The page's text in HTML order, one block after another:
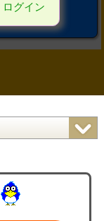
OK
ログイン